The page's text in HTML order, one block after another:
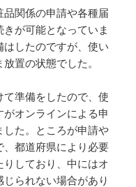
品関係の申請や各種届
が可能となっていま
したのですが、使い
置の状態でした。
て準備をしたので、使
オンラインによる申
した。ところが申請や
、都道府県により必要
しており、中にはオ
られない場合があり